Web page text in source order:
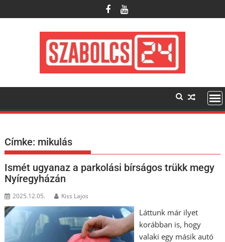
to
Címke: mikulás
Ismét ugyanaz a parkolási bírságos trükk megy
Nyíregyházán
2025.12.05. Kiss Lajos
Láttunk már ilyet
korábban is, hogy
valaki egy másik autó